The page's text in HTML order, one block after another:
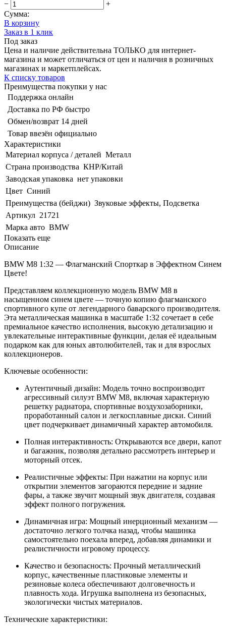
−
+
Сумма:
В корзину
Заказ в 1 клик
Под заказ
Цена и наличие действительна ТОЛЬКО для интернет-
магазина и может отличаться от цен и наличия в розничных
магазинах и маркетплейсах.
К списку товаров
Преимущества покупки у нас
Поддержка онлайн
Доставка по РФ быстро
Обмен/возврат 14 дней
Товар ввезён официально
Характеристики
Материал корпуса / деталей Металл
Страна производства КНР/Китай
Заводская упаковка нет упаковки
Цвет Синий
Преимущества (бейджи) Звуковые эффекты, Подсветка
Артикул 21721
Марка авто BMW
Показать еще
Описание
BMW M8 1:32 — Флагманский Спорткар в Эффектном Синем
Цвете!
Представляем коллекционную модель BMW M8 в
насыщенном синем цвете — точную копию флагманского
спортивного купе от легендарного баварского производителя.
Эта металлическая машинка в масштабе 1:32 сочетает в себе
премиальное качество исполнения, высокую детализацию и
увлекательные интерактивные функции, делая её идеальным
подарком как для юных автолюбителей, так и для взрослых
коллекционеров.
Ключевые особенности:
Аутентичный дизайн: Модель точно воспроизводит
агрессивный силуэт BMW M8, включая характерную
решетку радиатора, спортивные воздухозаборники,
проработанный салон и легкосплавные диски. Синий
цвет подчеркивает динамичный характер автомобиля.
Полная интерактивность: Открываются все двери, капот
и багажник, позволяя детально рассмотреть интерьер и
моторный отсек.
Реалистичные эффекты: При нажатии на корпус или
открытии элементов загораются передние и задние
фары, а также звучит мощный звук двигателя, создавая
эффект полного погружения.
Динамичная игра: Мощный инерционный механизм —
достаточно легкого толчка назад, чтобы машинка
самостоятельно поехала вперед, добавляя динамики и
реалистичности игровому процессу.
Качество и безопасность: Прочный металлический
корпус, качественные пластиковые элементы и
резиновые колеса обеспечивают долговечность и
плавность хода. Игрушка выполнена из безопасных,
экологически чистых материалов.
Технические характеристики: